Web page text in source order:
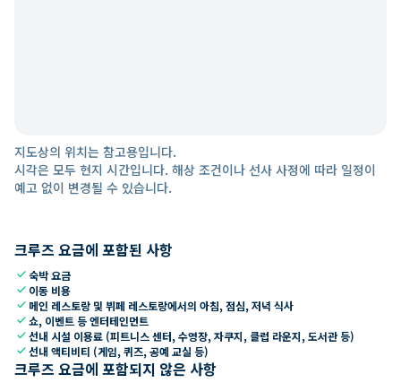
지도상의 위치는 참고용입니다.
시각은 모두 현지 시간입니다. 해상 조건이나 선사 사정에 따라 일정이
예고 없이 변경될 수 있습니다.
크루즈 요금에 포함된 사항
check숙박 요금
check 이동 비용
check 메인 레스토랑 및 뷔페 레스토랑에서의 아침, 점심, 저녁 식사
check쇼, 이벤트 등 엔터테인먼트
check선내 시설 이용료 (피트니스 센터, 수영장, 자쿠지, 클럽 라운지, 도서관 등)
check선내 액티비티 (게임, 퀴즈, 공예 교실 등)
크루즈 요금에 포함되지 않은 사항